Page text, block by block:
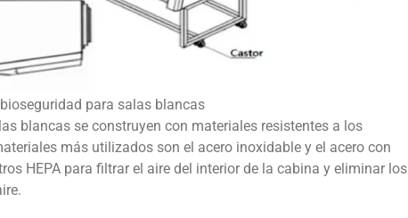
para salas blancas
blancas se construyen con materiales resistentes a los
más utilizados son el acero inoxidable y el acero con
HEPA para filtrar el aire del interior de la cabina y eliminar los